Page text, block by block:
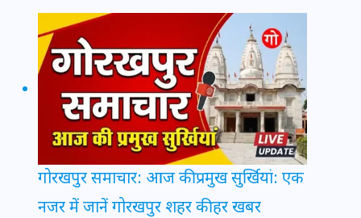
गोरखपुर समाचार: आज की प्रमुख सुर्खियां: एक
नजर में जानें गोरखपुर शहर की हर खबर